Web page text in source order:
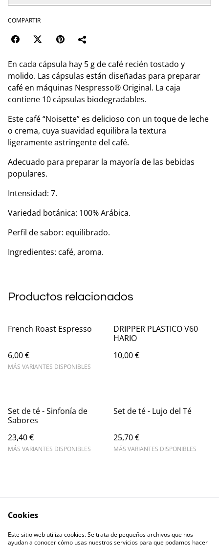
COMPARTIR
En cada cápsula hay 5 g de café recién tostado y
molido. Las cápsulas están diseñadas para preparar
café en máquinas Nespresso® Original. La caja
contiene 10 cápsulas biodegradables.
Este café “Noisette” es delicioso con un toque de leche
o crema, cuya suavidad equilibra la textura
ligeramente astringente del café.
Adecuado para preparar la mayoría de las bebidas
populares.
Intensidad: 7.
Variedad botánica: 100% Arábica.
Perfil de sabor: equilibrado.
Ingredientes: café, aroma.
Productos relacionados
French Roast Espresso
6,00 €
MÁS VARIANTES DISPONIBLES
DRIPPER PLASTICO V60
HARIO
10,00 €
Set de té - Sinfonía de
Sabores
23,40 €
MÁS VARIANTES DISPONIBLES
Set de té - Lujo del Té
25,70 €
MÁS VARIANTES DISPONIBLES
Privacy Policy
Cookie Policy
Cookies
Este sitio web utiliza cookies. Se trata de pequeños archivos que nos
ayudan a conocer cómo usas nuestros servicios para que podamos hacer